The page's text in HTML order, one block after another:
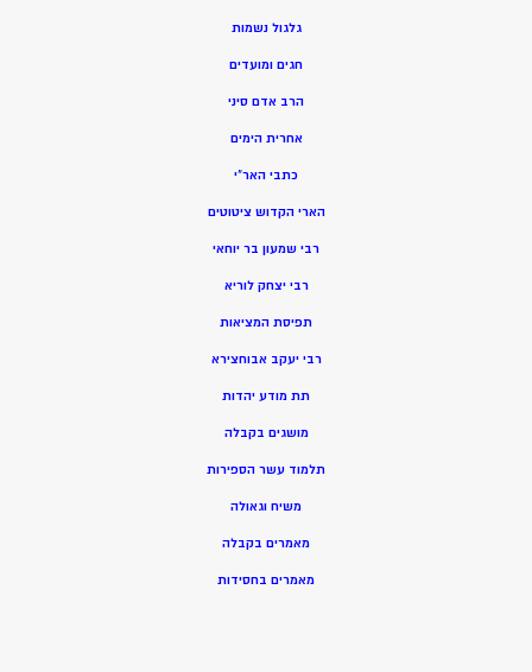
גלגול נשמות
חגים ומועדים
הרב אדם סיני
אחרית הימים
כתבי האר”י
הארי הקדוש ציטוטים
רבי שמעון בר יוחאי
רבי יצחק לוריא
תפיסת המציאות
רבי יעקב אבוחצירא
תת מודע יהדות
מושגים בקבלה
תלמוד עשר הספירות
משיח וגאולה
מאמרים בקבלה
מאמרים בחסידות